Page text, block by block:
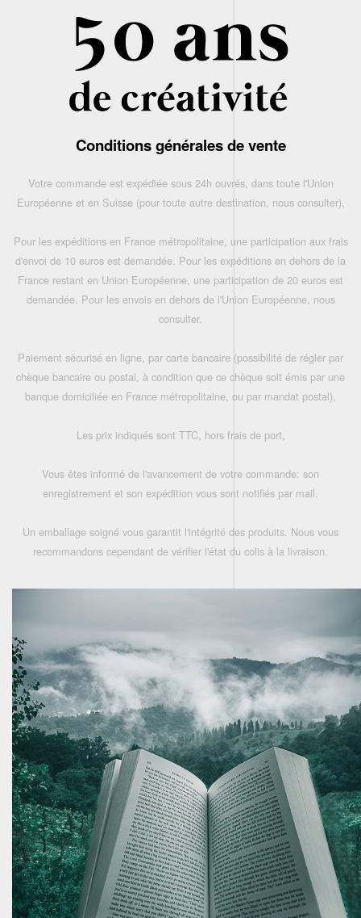
Conditions générales de vente
Votre commande est expédiée sous 24h ouvrés, dans toute l'Union
Européenne et en Suisse (pour toute autre destination, nous consulter),
Pour les expéditions en France métropolitaine, une participation aux frais
d'envoi de 10 euros est demandée. Pour les expéditions en dehors de la
France restant en Union Européenne, une participation de 20 euros est
demandée. Pour les envois en dehors de l'Union Européenne, nous
consulter.
Paiement sécurisé en ligne, par carte bancaire (possibilité de régler par
chèque bancaire ou postal, à condition que ce chèque soit émis par une
banque domiciliée en France métropolitaine, ou par mandat postal),
Les prix indiqués sont TTC, hors frais de port,
Vous êtes informé de l'avancement de votre commande: son
enregistrement et son expédition vous sont notifiés par mail.
Un emballage soigné vous garantit l'intégrité des produits. Nous vous
recommandons cependant de vérifier l'état du colis à la livraison.